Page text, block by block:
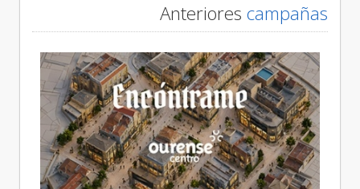
Anteriores campañas